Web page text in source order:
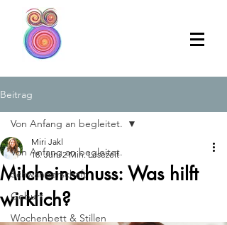
Beitrag
Von Anfang an begleitet.
Schwangerschaft
Geburt
Wochenbett & Stillen
Von Anfang an begleitet.
Milcheinschuss: Was hilft
wirklich?
Miri Jakl
18. Juni 2 Min. Lesezeit